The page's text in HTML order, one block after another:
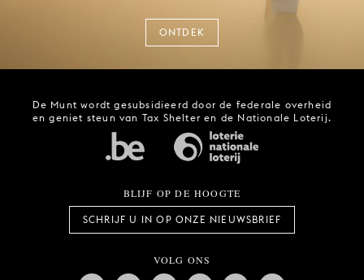
ONTDEK
De Munt wordt gesubsidieerd door de federale overheid
en geniet steun van Tax Shelter en de Nationale Loterij.
BLIJF OP DE HOOGTE
SCHRIJF U IN OP ONZE NIEUWSBRIEF
VOLG ONS